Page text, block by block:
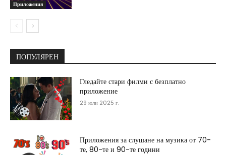
Приложения
ПОПУЛЯРЕН
Гледайте стари филми с безплатно
приложение
29 юли 2025 г.
Приложения за слушане на музика от 70-
те, 80-те и 90-те години